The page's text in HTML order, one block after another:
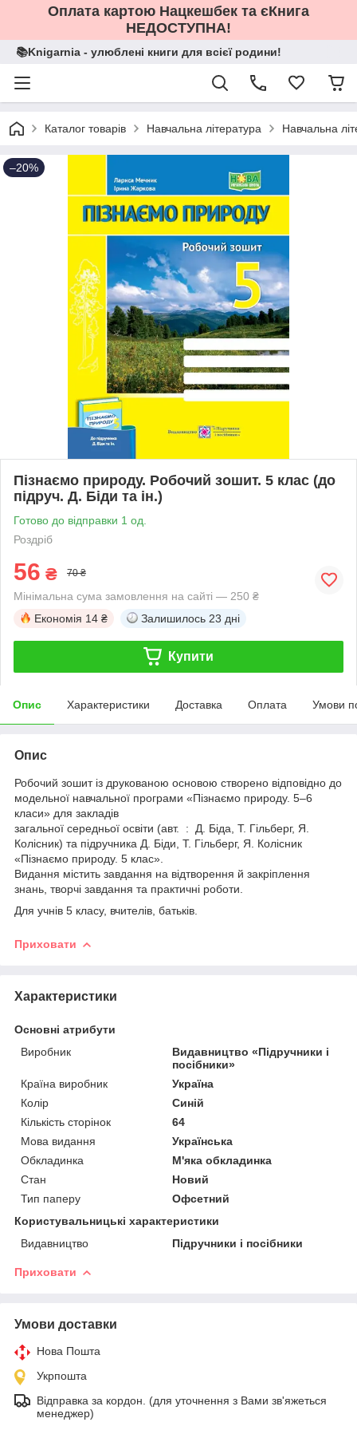
Оплата картою Нацкешбек та єКнига
НЕДОСТУПНА!
📚Knigarnia - улюблені книги для всієї родини!
Каталог товарів Навчальна література Навчальна
–20%
Пізнаємо природу. Робочий зошит. 5 клас (до
підруч. Д. Біди та ін.)
Готово до відправки 1 од.
Роздріб
56 ₴ 70 ₴
Мінімальна сума замовлення на сайті — 250 ₴
Економія 14 ₴ Залишилось 23 дні
Купити
Опис Характеристики Доставка Оплата Умови
Опис
Робочий зошит із друкованою основою створено відповідно до
модельної навчальної програми «Пізнаємо природу. 5–6
класи» для закладів
загальної середньої освіти (авт. : Д. Біда, Т. Гільберг, Я.
Колісник) та підручника Д. Біди, Т. Гільберг, Я. Колісник
«Пізнаємо природу. 5 клас».
Видання містить завдання на відтворення й закріплення
знань, творчі завдання та практичні роботи.
Для учнів 5 класу, вчителів, батьків.
Приховати
Характеристики
Основні атрибути
Виробник
Видавництво «Підручники і
посібники»
Країна виробник
Україна
Колір
Синій
Кількість сторінок
64
Мова видання
Українська
Обкладинка
М'яка обкладинка
Стан
Новий
Тип паперу
Офсетний
Користувальницькі характеристики
Видавництво
Підручники і посібники
Приховати
Умови доставки
Нова Пошта
Укрпошта
Відправка за кордон. (для уточнення з Вами зв'яжеться
менеджер)